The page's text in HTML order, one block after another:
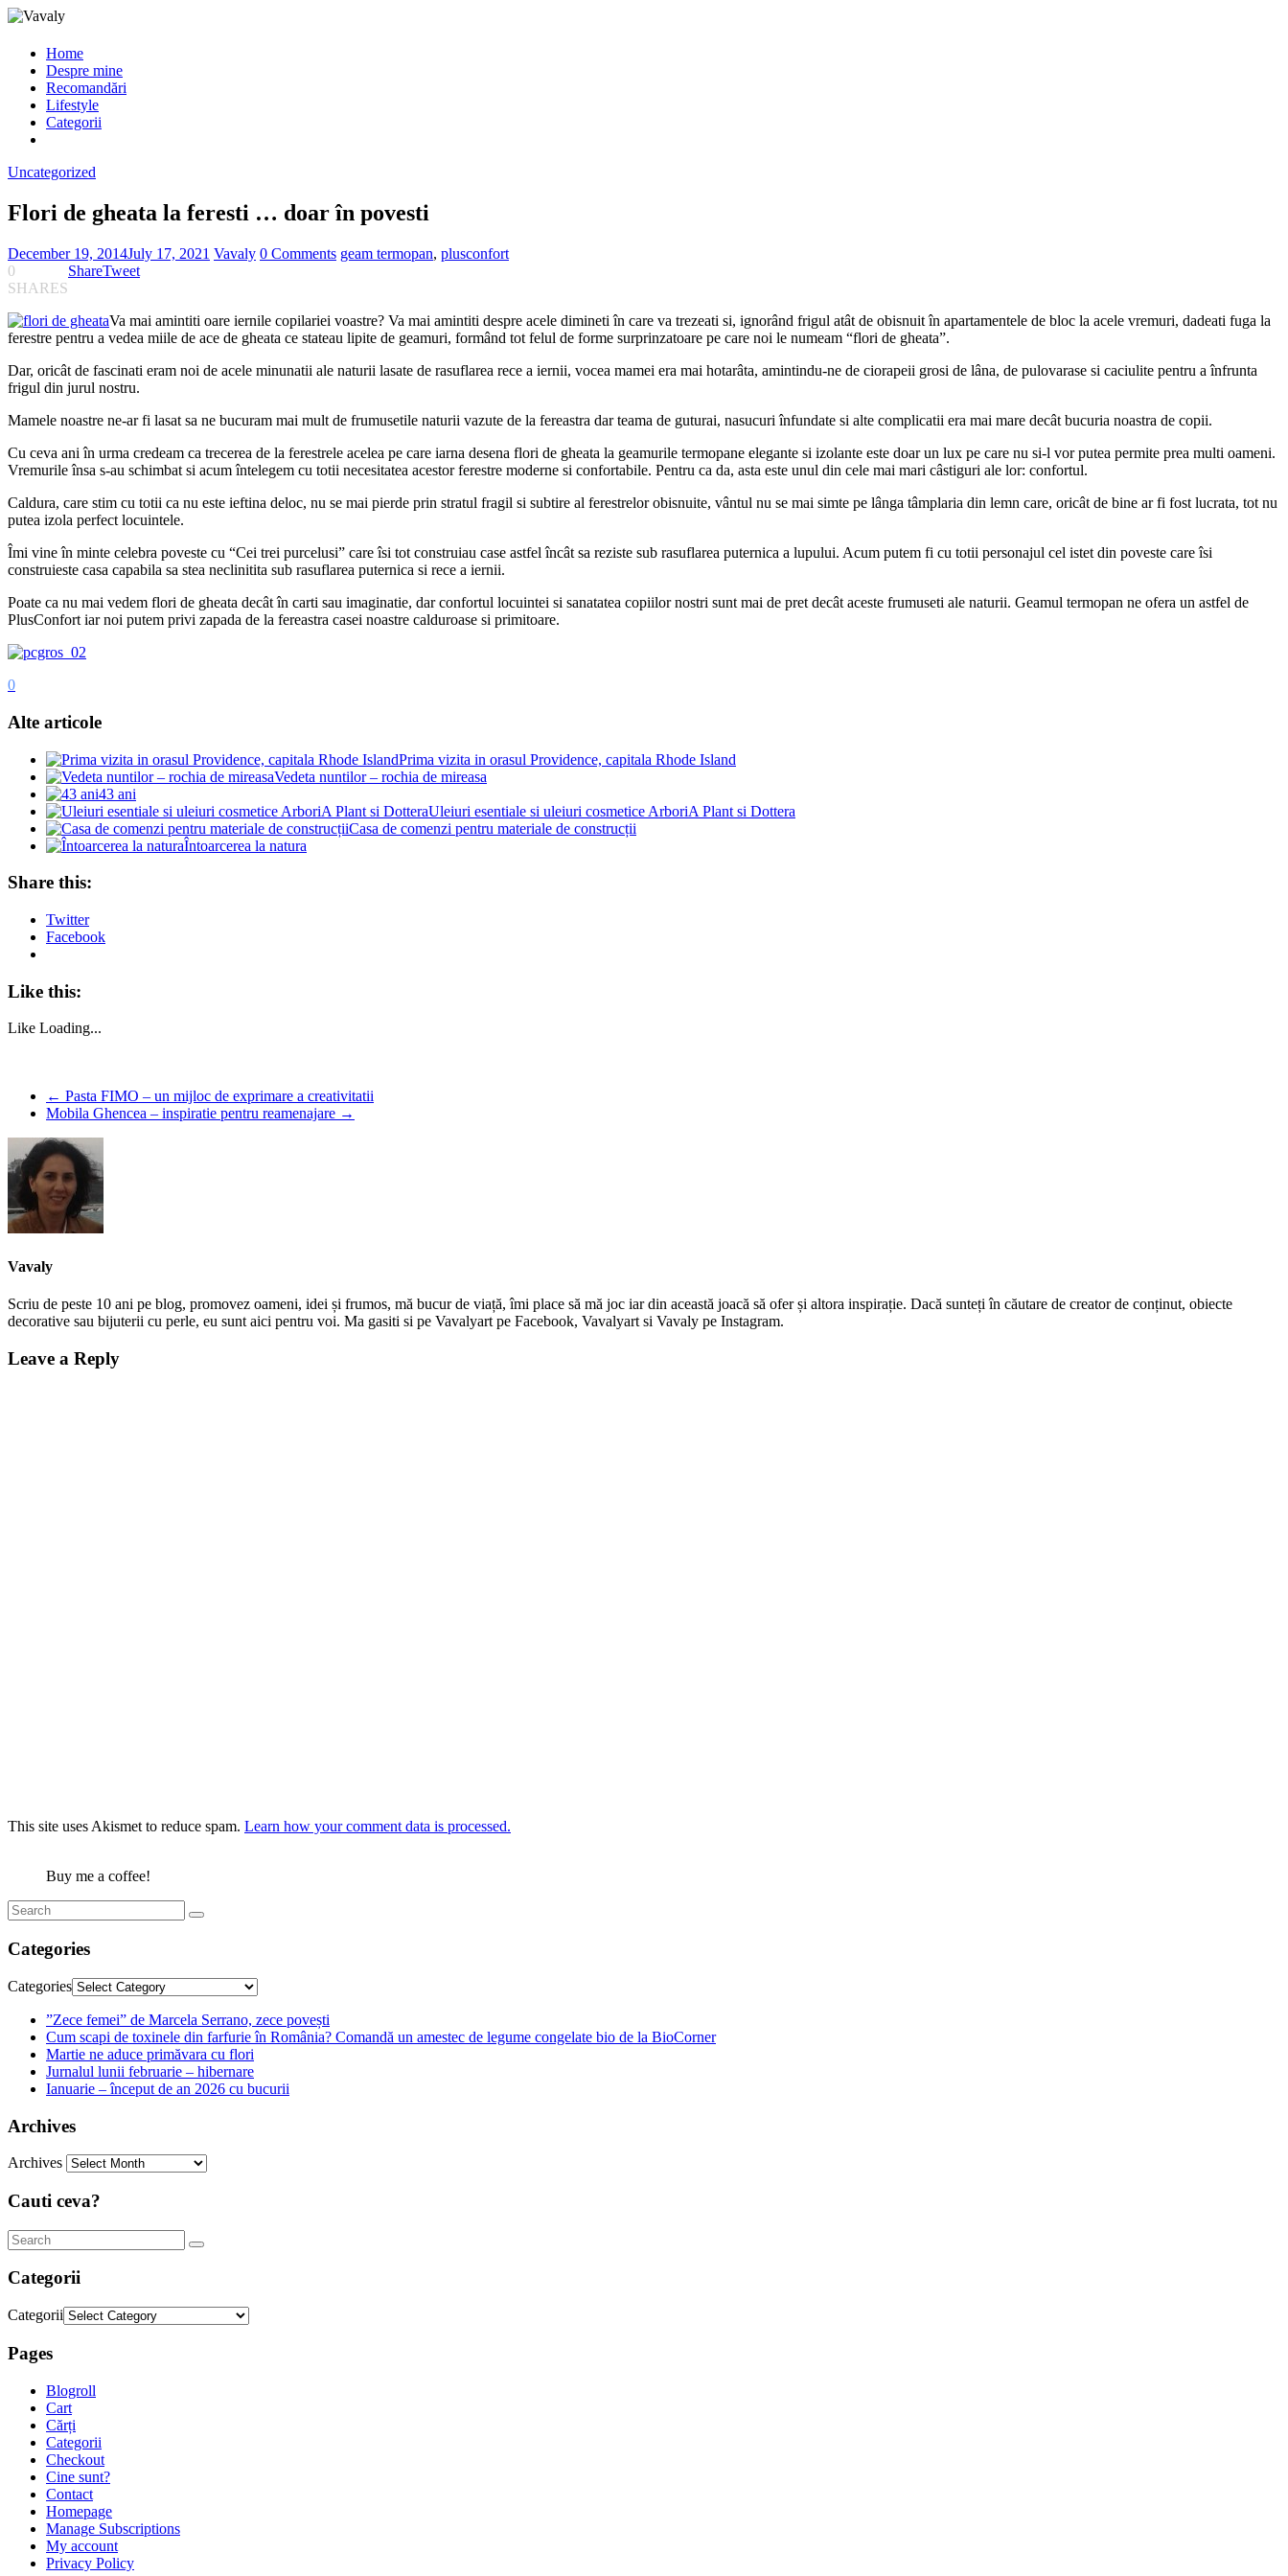
Home
Despre mine
Recomandări
Lifestyle
Categorii
Uncategorized
Flori de gheata la feresti … doar în povesti
December 19, 2014July 17, 2021 Vavaly 0 Comments geam termopan, plusconfort
0
SHARES
ShareTweet
Va mai amintiti oare iernile copilariei voastre? Va mai amintiti despre acele dimineti în care va trezeati si, ignorând frigul atât de obisnuit în apartamentele de bloc la acele vremuri, dadeati fuga la
ferestre pentru a vedea miile de ace de gheata ce stateau lipite de geamuri, formând tot felul de forme surprinzatoare pe care noi le numeam “flori de gheata”.
Dar, oricât de fascinati eram noi de acele minunatii ale naturii lasate de rasuflarea rece a iernii, vocea mamei era mai hotarâta, amintindu-ne de ciorapeii grosi de lâna, de pulovarase si caciulite pentru a înfrunta
frigul din jurul nostru.
Mamele noastre ne-ar fi lasat sa ne bucuram mai mult de frumusetile naturii vazute de la fereastra dar teama de guturai, nasucuri înfundate si alte complicatii era mai mare decât bucuria noastra de copii.
Cu ceva ani în urma credeam ca trecerea de la ferestrele acelea pe care iarna desena flori de gheata la geamurile termopane elegante si izolante este doar un lux pe care nu si-l vor putea permite prea multi oameni.
Vremurile însa s-au schimbat si acum întelegem cu totii necesitatea acestor ferestre moderne si confortabile. Pentru ca da, asta este unul din cele mai mari câstiguri ale lor: confortul.
Caldura, care stim cu totii ca nu este ieftina deloc, nu se mai pierde prin stratul fragil si subtire al ferestrelor obisnuite, vântul nu se mai simte pe lânga tâmplaria din lemn care, oricât de bine ar fi fost lucrata, tot nu
putea izola perfect locuintele.
Îmi vine în minte celebra poveste cu “Cei trei purcelusi” care îsi tot construiau case astfel încât sa reziste sub rasuflarea puternica a lupului. Acum putem fi cu totii personajul cel istet din poveste care îsi
construieste casa capabila sa stea neclinitita sub rasuflarea puternica si rece a iernii.
Poate ca nu mai vedem flori de gheata decât în carti sau imaginatie, dar confortul locuintei si sanatatea copiilor nostri sunt mai de pret decât aceste frumuseti ale naturii. Geamul termopan ne ofera un astfel de
PlusConfort iar noi putem privi zapada de la fereastra casei noastre calduroase si primitoare.
0
Alte articole
Prima vizita in orasul Providence, capitala Rhode Island
Vedeta nuntilor – rochia de mireasa
43 ani
Uleiuri esentiale si uleiuri cosmetice ArboriA Plant si Dottera
Casa de comenzi pentru materiale de construcții
Întoarcerea la natura
Share this:
Twitter
Facebook
Like this:
Like Loading...
← Pasta FIMO – un mijloc de exprimare a creativitatii
Mobila Ghencea – inspiratie pentru reamenajare →
Vavaly
Scriu de peste 10 ani pe blog, promovez oameni, idei și frumos, mă bucur de viață, îmi place să mă joc iar din această joacă să ofer și altora inspirație. Dacă sunteți în căutare de creator de conținut, obiecte
decorative sau bijuterii cu perle, eu sunt aici pentru voi. Ma gasiti si pe Vavalyart pe Facebook, Vavalyart si Vavaly pe Instagram.
Leave a Reply
This site uses Akismet to reduce spam. Learn how your comment data is processed.
Buy me a coffee!
Categories
Categories
”Zece femei” de Marcela Serrano, zece povești
Cum scapi de toxinele din farfurie în România? Comandă un amestec de legume congelate bio de la BioCorner
Martie ne aduce primăvara cu flori
Jurnalul lunii februarie – hibernare
Ianuarie – început de an 2026 cu bucurii
Archives
Archives
Cauti ceva?
Categorii
Categorii
Pages
Blogroll
Cart
Cărți
Categorii
Checkout
Cine sunt?
Contact
Homepage
Manage Subscriptions
My account
Privacy Policy